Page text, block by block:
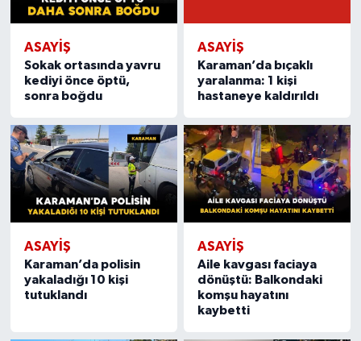
ASAYIŞ
Sokak ortasında yavru
kediyi önce öptü,
sonra boğdu
ASAYIŞ
Karaman’da bıçaklı
yaralanma: 1 kişi
hastaneye kaldırıldı
ASAYIŞ
Karaman’da polisin
yakaladığı 10 kişi
tutuklandı
ASAYIŞ
Aile kavgası faciaya
dönüştü: Balkondaki
komşu hayatını
kaybetti